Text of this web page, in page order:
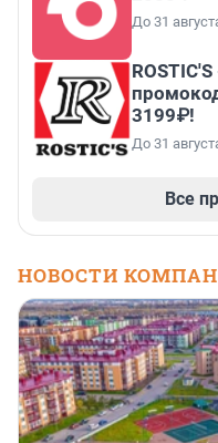
До 31
3199₽!
До 31
Все
НОВОСТИ